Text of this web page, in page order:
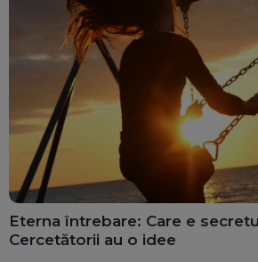
Eterna întrebare: Care e
Cercetătorii au o idee